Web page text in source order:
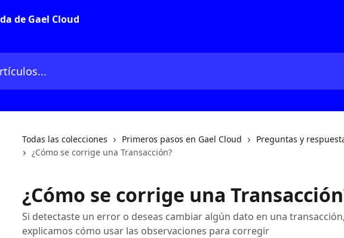
Todas las colecciones Primeros pasos en Gael Cloud
Preguntas y
¿Cómo se corrige una Transacción?
¿Cómo se corrige una
Si detectaste un error o deseas cambiar algún dato en una
explicamos cómo usar las observaciones para corregir